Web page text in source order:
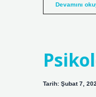
Devamını
Tarih: Şubat 7,